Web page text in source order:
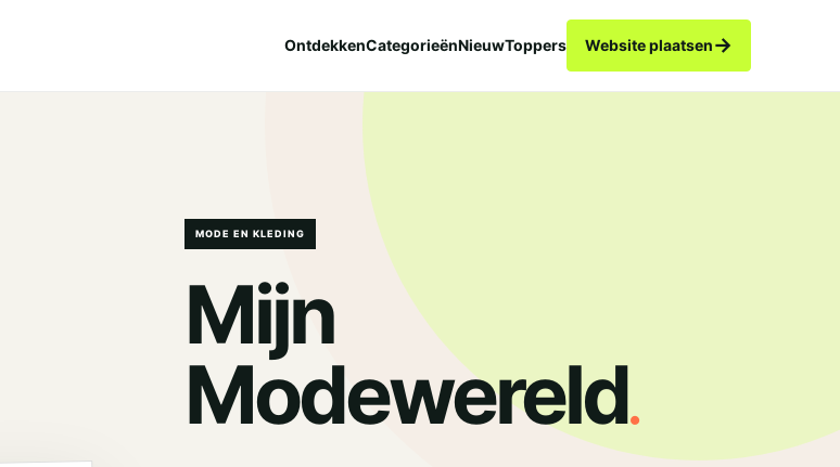
OntdekkenCategorieënNieuwToppers Website plaatsen→
MODE EN KLEDING
Mijn
Modewereld.